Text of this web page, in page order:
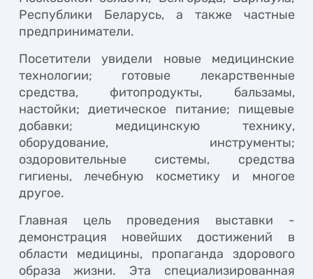
Республики Беларусь, а также частные
предприниматели.
Посетители увидели новые медицинские
технологии; готовые лекарственные
средства, фитопродукты, бальзамы,
настойки; диетическое питание; пищевые
добавки; медицинскую технику,
оборудование, инструменты;
оздоровительные системы, средства
гигиены, лечебную косметику и многое
другое.
Главная цель проведения выставки -
демонстрация новейших достижений в
области медицины, пропаганда здорового
образа жизни. Эта специализированная